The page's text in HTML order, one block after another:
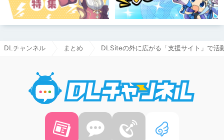
DLチャンネル まとめ DLSiteの外に広がる「支援サイト」で活